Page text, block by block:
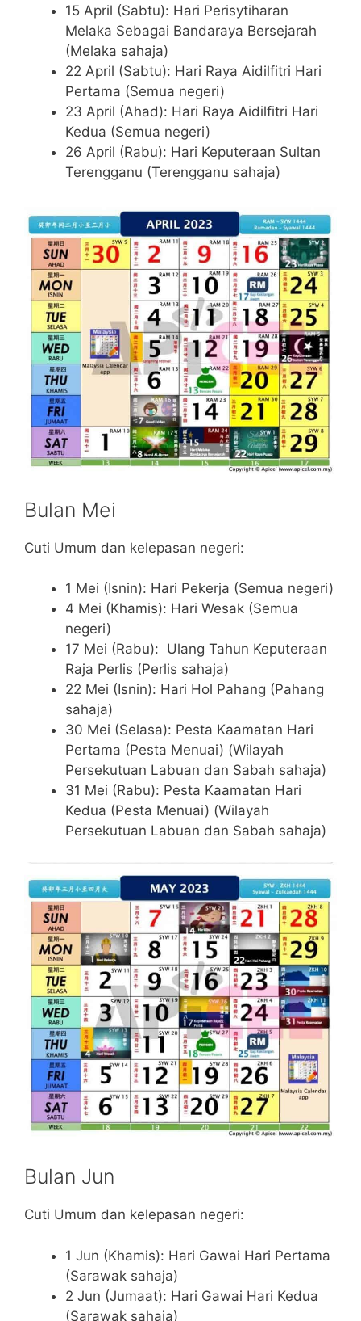
15 April (Sabtu): Hari Perisytiharan
Melaka Sebagai Bandaraya Bersejarah
(Melaka sahaja)
22 April (Sabtu): Hari Raya Aidilfitri Hari
Pertama (Semua negeri)
23 April (Ahad): Hari Raya Aidilfitri Hari
Kedua (Semua negeri)
26 April (Rabu): Hari Keputeraan Sultan
Terengganu (Terengganu sahaja)
Bulan Mei
Cuti Umum dan kelepasan negeri:
1 Mei (Isnin): Hari Pekerja (Semua negeri)
4 Mei (Khamis): Hari Wesak (Semua
negeri)
17 Mei (Rabu): Ulang Tahun Keputeraan
Raja Perlis (Perlis sahaja)
22 Mei (Isnin): Hari Hol Pahang (Pahang
sahaja)
30 Mei (Selasa): Pesta Kaamatan Hari
Pertama (Pesta Menuai) (Wilayah
Persekutuan Labuan dan Sabah sahaja)
31 Mei (Rabu): Pesta Kaamatan Hari
Kedua (Pesta Menuai) (Wilayah
Persekutuan Labuan dan Sabah sahaja)
Bulan Jun
Cuti Umum dan kelepasan negeri:
1 Jun (Khamis): Hari Gawai Hari Pertama
(Sarawak sahaja)
2 Jun (Jumaat): Hari Gawai Hari Kedua
(Sarawak sahaja)